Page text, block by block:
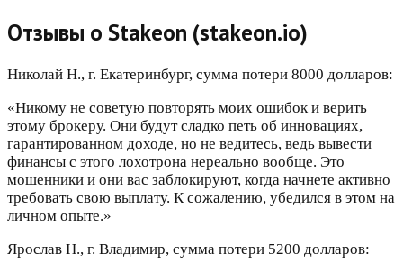
Отзывы о Stakeon (stakeon.io)
Николай Н., г. Екатеринбург, сумма потери 8000 долларов:
«Никому не советую повторять моих ошибок и верить
этому брокеру. Они будут сладко петь об инновациях,
гарантированном доходе, но не ведитесь, ведь вывести
финансы с этого лохотрона нереально вообще. Это
мошенники и они вас заблокируют, когда начнете активно
требовать свою выплату. К сожалению, убедился в этом на
личном опыте.»
Ярослав Н., г. Владимир, сумма потери 5200 долларов: